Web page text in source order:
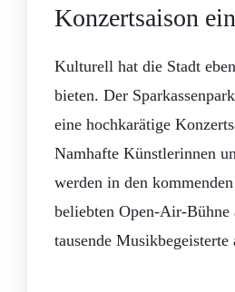
Konzertsaison ein
Kulturell hat die Stadt
bieten. Der
eine hochkarätige
Namhafte Künstlerinnen
werden in den
beliebten Open-Air-Bühne
tausende Musikbegeisterte